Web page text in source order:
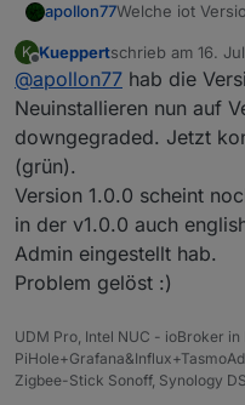
apollon77Welche iot
K
Offline
Kueppertschrieb am 16.
zuletzt editiert
@apollon77 hab die
Neuinstallieren nun auf
downgegraded. Jetzt
(grün).
Version 1.0.0 scheint
in der v1.0.0 auch
Admin eingestellt hab.
Problem gelöst :)
UDM Pro, Intel NUC - ioBroker
Zigbee-Stick Sonoff, Synology